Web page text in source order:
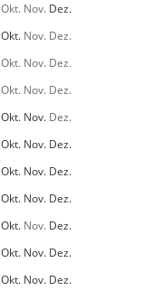
Okt. Nov. Dez.
Okt. Nov. Dez.
Okt. Nov. Dez.
Okt. Nov. Dez.
Okt. Nov. Dez.
Okt. Nov. Dez.
Okt. Nov. Dez.
Okt. Nov. Dez.
Okt. Nov. Dez.
Okt. Nov. Dez.
Okt. Nov. Dez.